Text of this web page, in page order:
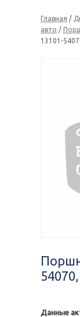
Главная /
авто /
13101-
Данные